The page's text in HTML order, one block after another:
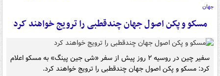
جهان
مسکو و پکن اصول جهان چندقطبی را ترویج خواهند کرد
سفیر چین در روسیه ۲ روز پیش از سفر «شی جین پینگ» به مسکو اعلام
کرد: مسکو و پکن اصول جهان چندقطبی را ترویج خواهند کرد.